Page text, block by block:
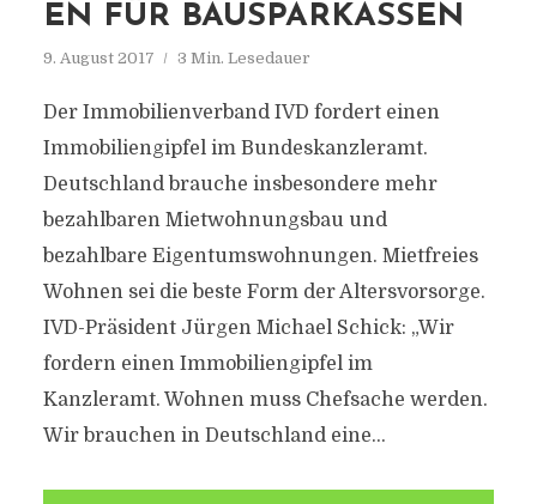
EN FÜR BAUSPARKASSEN
9. August 2017 3 Min. Lesedauer
Der Immobilienverband IVD fordert einen
Immobiliengipfel im Bundeskanzleramt.
Deutschland brauche insbesondere mehr
bezahlbaren Mietwohnungsbau und
bezahlbare Eigentumswohnungen. Mietfreies
Wohnen sei die beste Form der Altersvorsorge.
IVD-Präsident Jürgen Michael Schick: „Wir
fordern einen Immobiliengipfel im
Kanzleramt. Wohnen muss Chefsache werden.
Wir brauchen in Deutschland eine...